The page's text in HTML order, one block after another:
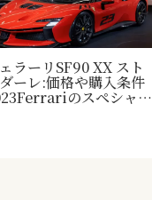
ラーリSF90 XX スト
ーレ:価格や購入条件
のスペシャル